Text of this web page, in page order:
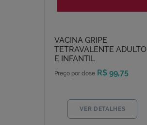
VACINA GRIPE
TETRAVALENTE ADULTO
E INFANTIL
Preço por dose R$ 99,75
VER DETALHES